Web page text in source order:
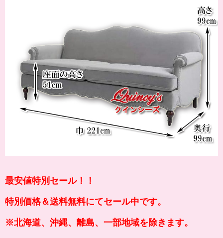
最安値特別セール！！
特別価格＆送料無料にてセール中です。
※北海道、沖縄、離島、一部地域を除きます。